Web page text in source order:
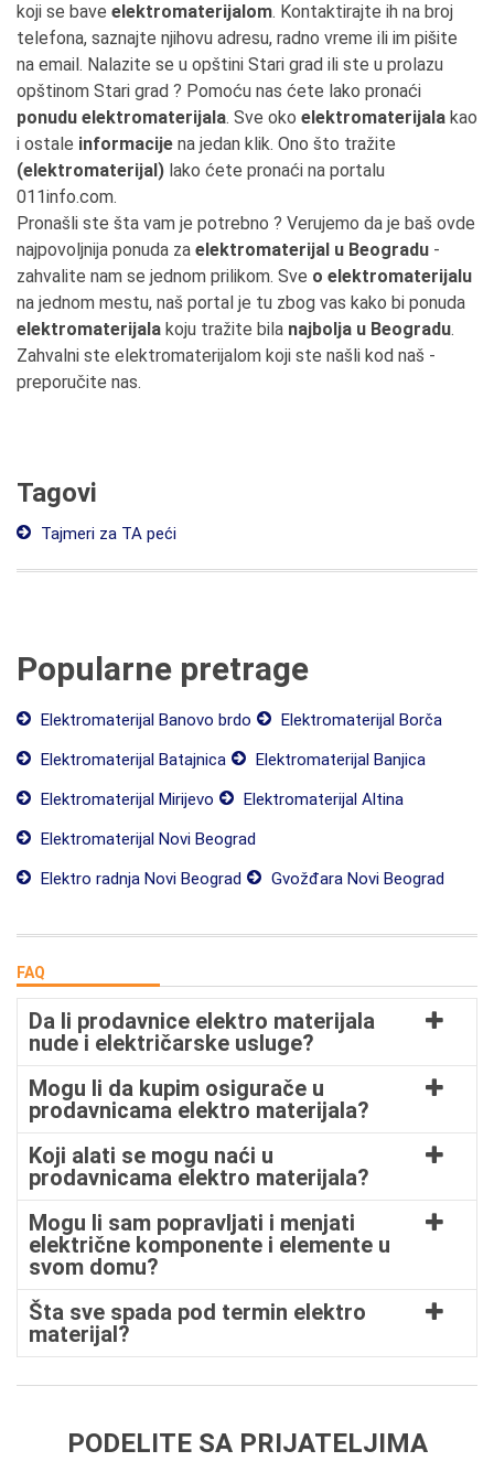
koji se bave elektromaterijalom. Kontaktirajte ih na broj
telefona, saznajte njihovu adresu, radno vreme ili im pišite
na email. Nalazite se u opštini Stari grad ili ste u prolazu
opštinom Stari grad ? Pomoću nas ćete lako pronaći
ponudu elektromaterijala. Sve oko elektromaterijala kao
i ostale informacije na jedan klik. Ono što tražite
(elektromaterijal) lako ćete pronaći na portalu
011info.com.
Pronašli ste šta vam je potrebno ? Verujemo da je baš ovde
najpovoljnija ponuda za elektromaterijal u Beogradu -
zahvalite nam se jednom prilikom. Sve o elektromaterijalu
na jednom mestu, naš portal je tu zbog vas kako bi ponuda
elektromaterijala koju tražite bila najbolja u Beogradu.
Zahvalni ste elektromaterijalom koji ste našli kod naš -
preporučite nas.
Tagovi
Tajmeri za TA peći
Popularne pretrage
Elektromaterijal Banovo brdo
Elektromaterijal Borča
Elektromaterijal Batajnica
Elektromaterijal Banjica
Elektromaterijal Mirijevo
Elektromaterijal Altina
Elektromaterijal Novi Beograd
Elektro radnja Novi Beograd
Gvožđara Novi Beograd
FAQ
Da li prodavnice elektro materijala
nude i električarske usluge?
Mogu li da kupim osigurače u
prodavnicama elektro materijala?
Koji alati se mogu naći u
prodavnicama elektro materijala?
Mogu li sam popravljati i menjati
električne komponente i elemente u
svom domu?
Šta sve spada pod termin elektro
materijal?
PODELITE SA PRIJATELJIMA